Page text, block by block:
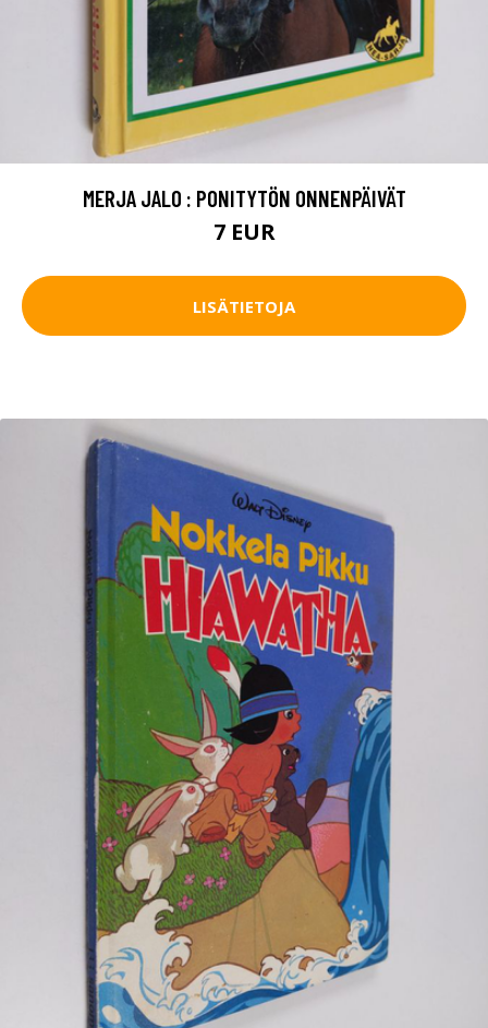
MERJA JALO : PONITYTÖN ONNENPÄIVÄT
7 EUR
LISÄTIETOJA